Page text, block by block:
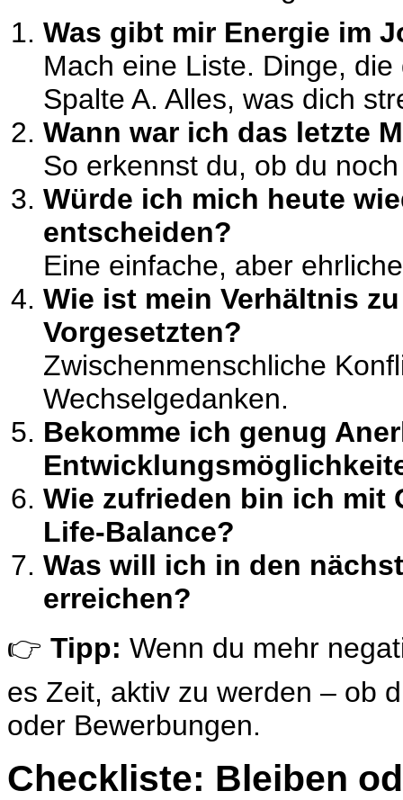
Was gibt mir Energie im
Mach eine Liste. Dinge,
Spalte A. Alles, was dich
Wann war ich das letzte
So erkennst du, ob du
Würde ich mich heute
entscheiden?
Eine einfache, aber
Wie ist mein Verhältnis
Vorgesetzten?
Zwischenmenschliche
Wechselgedanken.
Bekomme ich genug
Wie zufrieden bin ich mit
Life-Balance?
Was will ich in den
erreichen?
👉 Tipp: Wenn du mehr
es Zeit, aktiv zu werden – ob
oder Bewerbungen.
Checkliste: Bleiben